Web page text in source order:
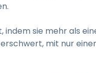
indem sie mehr als
mit nur